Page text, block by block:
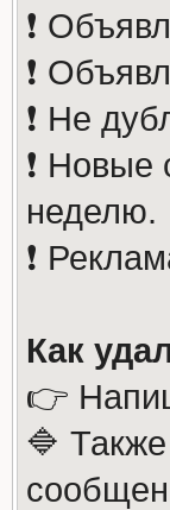
❗️
❗️
❗️ Не
❗️
неделю.
❗️
Как
👉
🔷